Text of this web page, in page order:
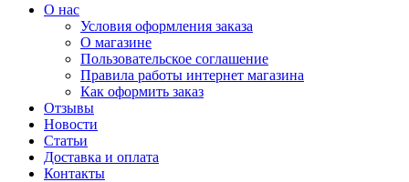
О нас
Условия оформления заказа
О магазине
Пользовательское соглашение
Правила работы интернет магазина
Как оформить заказ
Отзывы
Новости
Статьи
Доставка и оплата
Контакты